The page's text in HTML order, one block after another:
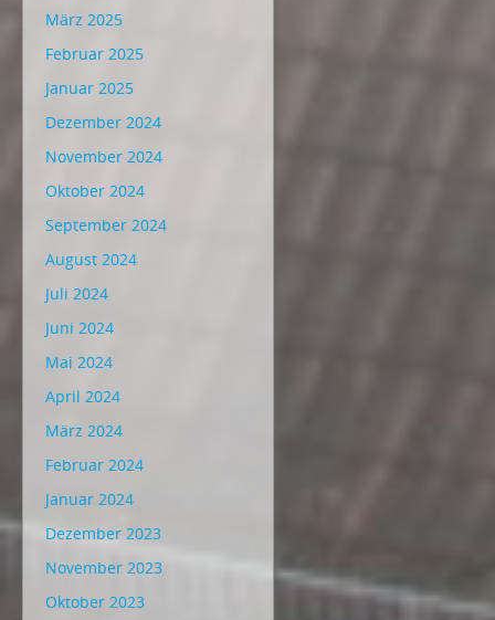
März 2025
Februar 2025
Januar 2025
Dezember 2024
November 2024
Oktober 2024
September 2024
August 2024
Juli 2024
Juni 2024
Mai 2024
April 2024
März 2024
Februar 2024
Januar 2024
Dezember 2023
November 2023
Oktober 2023